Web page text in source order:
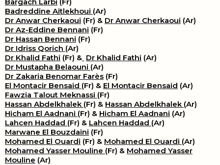
Badreddine Aitlekhoui (Ar)
Dr Anwar Cherkaoui (Fr) & Dr Anwar Cherkaoui (Ar)
Dr Az-Eddine Bennani (Fr)
Dr Hassan Bennani (Fr)
Dr Idriss Qorich (Ar)
Dr Khalid Fathi (Fr) & Dr Khalid Fathi (Ar)
Dr Mustapha Belaouni (Ar)
Dr Zakaria Benomar Farès (Fr)
El Montacir Bensaid (Fr) & El Montacir Bensaid (Ar)
Fawzia Talout Meknassi (Fr)
Hassan Abdelkhalek (Fr) & Hassan Abdelkhalek (Ar)
Hicham El Aadnani (Fr) & Hicham El Aadnani (Ar)
Lahcen Haddad (Fr) & Lahcen Haddad (Ar)
Marwane El Bouzdaini (Fr)
Mohamed El Ouardi (Fr) & Mohamed El Ouardi (Ar)
Mohamed Yasser Mouline (Fr) & Mohamed Yasser
Mouline (Ar)